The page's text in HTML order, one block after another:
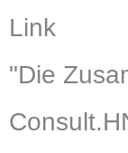
"Die